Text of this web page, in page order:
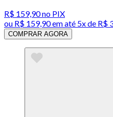
R$ 159,90no PIX
ou R$ 159,90em até 5x de R$
COMPRAR AGORA